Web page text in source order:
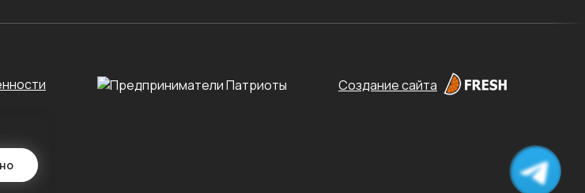
Создание сайта